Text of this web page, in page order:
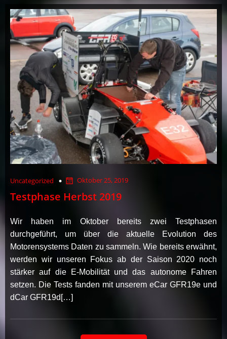
Uncategorized Oktober 25, 2019
Testphase Herbst 2019
Wir haben im Oktober bereits zwei Testphasen
durchgeführt, um über die aktuelle Evolution des
Motorensystems Daten zu sammeln. Wie bereits erwähnt,
werden wir unseren Fokus ab der Saison 2020 noch
stärker auf die E-Mobilität und das autonome Fahren
setzen. Die Tests fanden mit unserem eCar GFR19e und
dCar GFR19d[…]